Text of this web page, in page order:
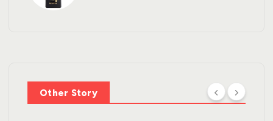
Other Story
волос
против
DewalЩетк